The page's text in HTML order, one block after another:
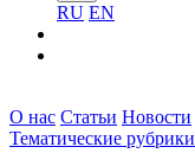
RU EN
О нас Статьи Новости
Тематические рубрики